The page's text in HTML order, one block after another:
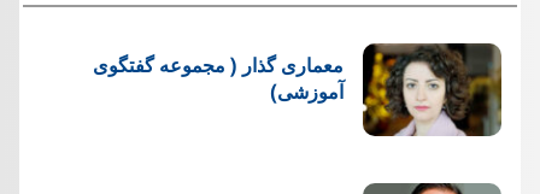
معماری گذار ( مجموعه گفتگوی
آموزشی)